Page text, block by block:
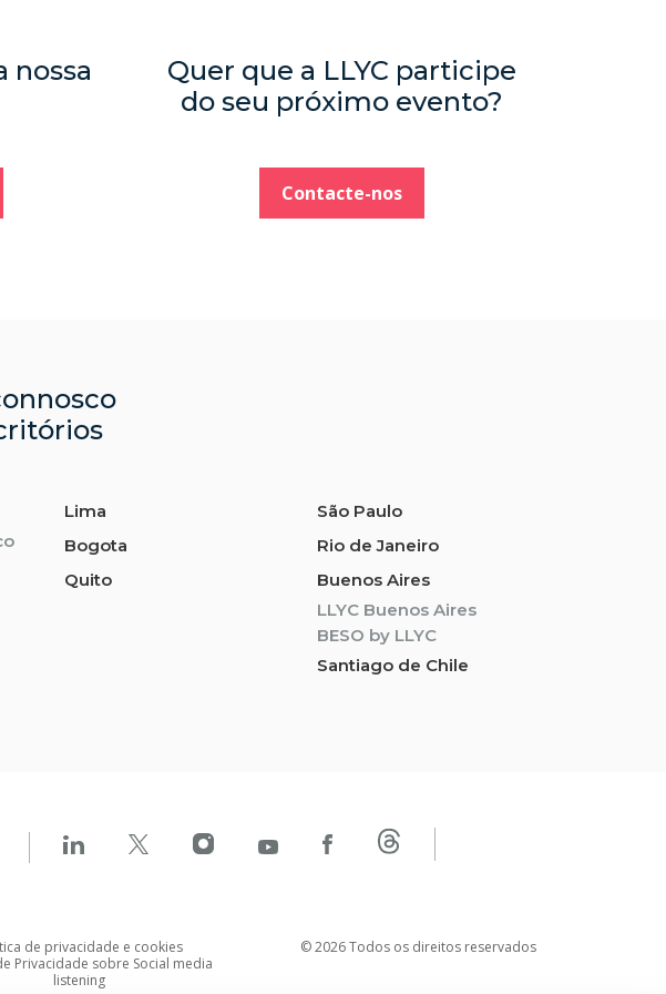
nossa
Quer que a LLYC participe
do seu próximo evento?
Contacte-nos
Lima
Bogota
Quito
São Paulo
Rio de Janeiro
Buenos Aires
LLYC Buenos Aires
BESO by LLYC
Santiago de Chile
de privacidade e cookies
Privacidade sobre Social media
listening
© 2026 Todos os direitos reservados